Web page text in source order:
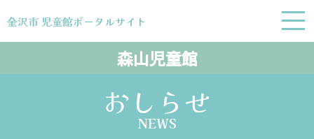
金沢市 児童館ポータルサイト
金沢市 児童館ポータルサイト
おしらせ
NEWS
森山児童館